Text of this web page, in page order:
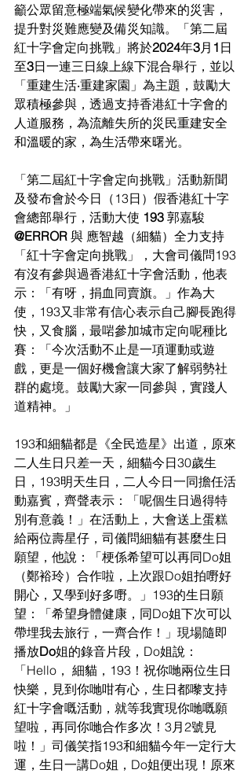
籲公眾留意極端氣候變化帶來的災害，
提升對災難應變及備災知識。「第二屆
紅十字會定向挑戰」將於2024年3月 1 日
至3日一連三日線上線下混合舉行，並以
「重建生活‧重建家園」為主題，鼓勵大
眾積極參與，透過支持香港紅十字會的
人道服務，為流離失所的災民重建安全
和溫暖的家，為生活帶來曙光。
「第二屆紅十字會定向挑戰」活動新聞
及發布會於今日（ 13日）假香港紅十字
會總部舉行，活動大使 193 郭嘉駿
@ERROR 與 應智越（細貓）全力支持
「紅十字會定向挑戰」，大會司儀問193
有沒有參與過香港紅十字會活動，他表
示：「有呀，捐血同賣旗。」作為大
使， 193又非常有信心表示自己腳長跑得
快，又食腦，最啱參加城市定向呢種比
賽：「今次活動不止是一項運動或遊
戲，更是一個好機會讓大家了解弱勢社
群的處境。鼓勵大家一同參與，實踐人
道精神。」
193和細貓都是《全民造星》出道，原來
二人生日只差一天，細貓今日30歲生
日，193明天生日， 二人今日一同擔任活
動嘉賓，齊聲表示：「呢個生日過得特
別有意義！」在活動上，大會送上蛋糕
給兩位壽星仔，司儀問細貓有甚麼生日
願望，他說：「梗係希望可以再同Do姐
（鄭裕玲）合作啦，上次跟Do姐拍嘢好
開心，又學到好多嘢。」193的生日願
望：「希望身體健康，同Do姐下次可以
帶埋我去旅行，一齊合作！」現場隨即
播放Do姐的錄音片段，Do姐說：
「Hello， 細貓，193 ！祝你哋兩位生日
快樂，見到你哋咁有心，生日都嚟支持
紅十字會嘅活動，就等我實現你哋嘅願
望啦，再同你哋合作多次！3月2號見
啦！」司儀笑指193和細貓今年一定行大
運，生日一講Do姐，Do姐便出現！原來